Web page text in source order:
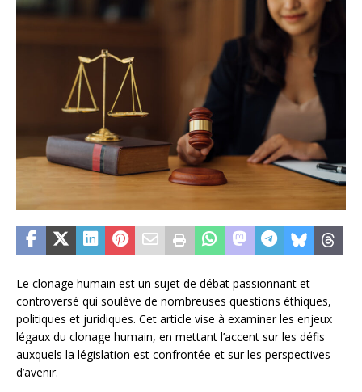
Le clonage humain est un sujet de débat passionnant et
controversé qui soulève de nombreuses questions éthiques,
politiques et juridiques. Cet article vise à examiner les enjeux
légaux du clonage humain, en mettant l’accent sur les défis
auxquels la législation est confrontée et sur les perspectives
d’avenir.